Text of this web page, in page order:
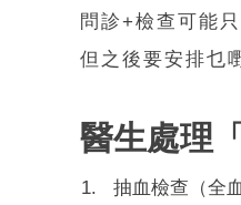
問診+檢查可能
但之後要安排乜
醫生處理
抽血檢查（全